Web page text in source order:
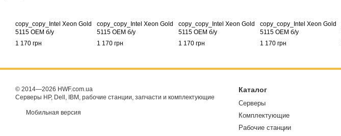
copy_copy_Intel Xeon Gold
5115 OEM б/у
1 170 грн
copy_copy_Intel Xeon Gold
5115 OEM б/у
1 170 грн
copy_copy_Intel Xeon Gold
5115 OEM б/у
1 170 грн
copy_copy_Intel Xeon Gold
5115 OEM б/у
1 170 грн
© 2014—2026 HWF.com.ua
Серверы HP, Dell, IBM, рабочие станции, запчасти и комплектующие
Мобильная версия
Каталог
Серверы
Комплектующие
Рабочие станции